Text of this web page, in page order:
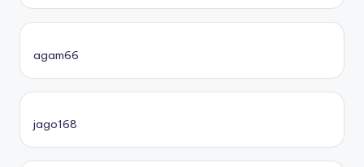
agam66
jago168